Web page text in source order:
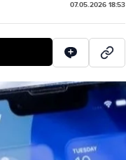
07.05.2026 18:53